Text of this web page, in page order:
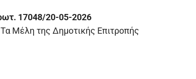
17048/20-05-2026
Τα Μέλη της Δημοτικής Επιτροπής